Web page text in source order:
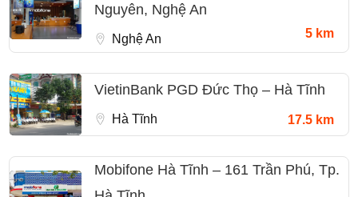
Nguyên, Nghệ An
Nghệ An 5 km
VietinBank PGD Đức Thọ – Hà Tĩnh
Hà Tĩnh 17.5 km
Mobifone Hà Tĩnh – 161 Trần Phú, Tp.